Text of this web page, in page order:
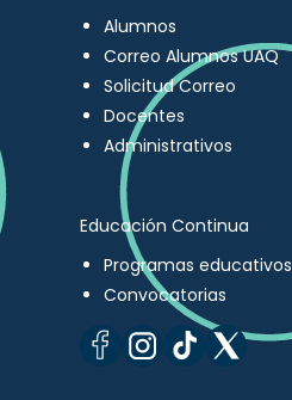
Alumnos
Correo Alumnos UAQ
Solicitud Correo
Docentes
Administrativos
Educación Continua
Programas educativos
Convocatorias